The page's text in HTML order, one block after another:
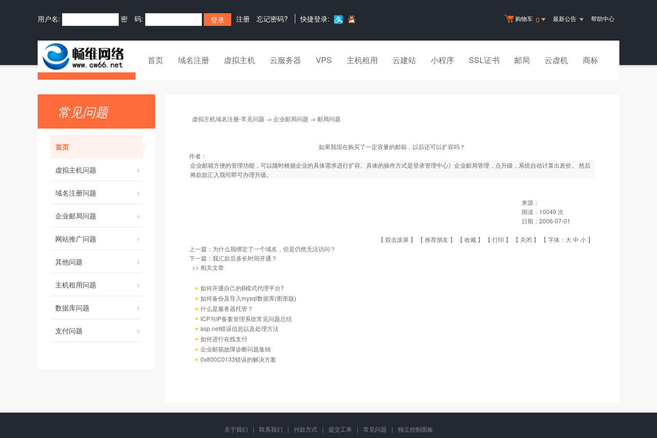
购物车 0 最新公告 帮助中心
用户名: 密 码: 注册 忘记密码? 快捷登录:
首页 域名注册 虚拟主机 云服务器 VPS 主机租用 云建站 小程序 SSL证书 邮局 云虚机 商标
常见问题
首页
虚拟主机问题
域名注册问题
企业邮局问题
网站推广问题
其他问题
主机租用问题
数据库问题
支付问题
虚拟主机域名注册-常见问题 → 企业邮局问题 → 邮局问题
如果我现在购买了一定容量的邮箱，以后还可以扩容吗？
作者：
企业邮箱方便的管理功能，可以随时根据企业的具体需求进行扩容。具体的操作方式是登录管理中心》企业邮局管理，点升级，系统自动计算出差价。 然后
将款款汇入我司即可办理升级。
来源：
阅读： 10049 次
日期： 2006-07-01
【 双击滚屏 】 【 推荐朋友 】 【 收藏 】 【 打印 】 【 关闭 】 【 字体： 大中 小 】
上一篇： 为什么我绑定了一个域名，但是仍然无法访问？
下一篇： 我汇款后多长时间开通？
>> 相关文章
如何开通自己的B模式代理平台?
如何备份及导入mysql数据库(图形版)
什么是服务器托管？
ICP与IP备案管理系统常见问题总结
asp.net错误信息以及处理方法
如何进行在线支付
企业邮箱故障诊断问题集锦
0x800C0133错误的解决方案
关于我们 | 联系我们 | 付款方式 | 提交工单 | 常见问题 | 独立控制面板